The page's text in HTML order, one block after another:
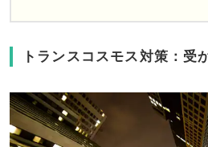
トランスコスモス対策：受